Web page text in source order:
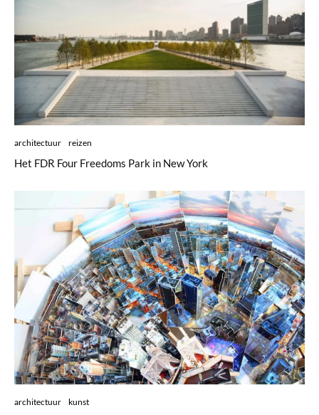
architectuur reizen
Het FDR Four Freedoms Park in New York
architectuur kunst